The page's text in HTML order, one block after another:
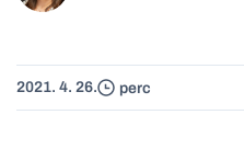
2021. 4. 26. perc